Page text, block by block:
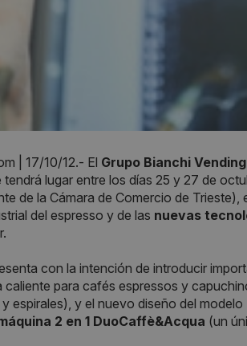
| 17/10/12.- El Grupo Bianchi Vending
tendrá lugar entre los días 25 y 27 de
de la Cámara de Comercio de
del espresso y de las nuevas
con la intención de introducir
caliente para cafés espressos y
espirales), y el nuevo diseño del
2 en 1 DuoCaffè&Acqua (un